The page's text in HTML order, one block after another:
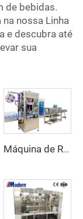
de bebidas.
nossa Linha
e descubra até
sua
Máquina de Rotulagem com Mangas Redutoras